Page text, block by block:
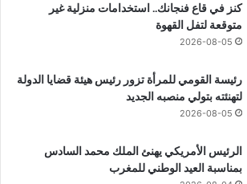
كنز في قاع فنجانك.. استخدامات منزلية غير
متوقعة لتفل القهوة
2026-08-05
رئيسة القومي للمرأة تزور رئيس هيئة قضايا الدولة
لتهنئته بتولي منصبه الجديد
2026-08-05
الرئيس الأمريكي يهنئ الملك محمد السادس
بمناسبة العيد الوطني للمغرب